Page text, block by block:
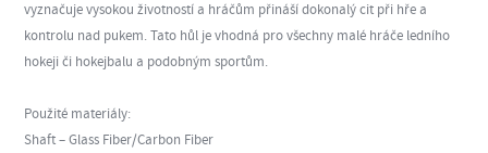
vyznačuje vysokou životností a hráčům přináší dokonalý cit při hře a
kontrolu nad pukem. Tato hůl je vhodná pro všechny malé hráče ledního
hokeji či hokejbalu a podobným sportům.
Použité materiály:
Shaft – Glass Fiber/Carbon Fiber